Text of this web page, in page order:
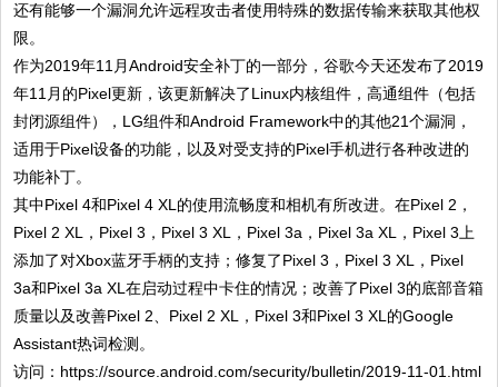
还有能够一个漏洞允许远程攻击者使用特殊的数据传输来获取其他权
限。
作为2019年11月Android安全补丁的一部分，谷歌今天还发布了2019
年11月的Pixel更新，该更新解决了Linux内核组件，高通组件（包括
封闭源组件），LG组件和Android Framework中的其他21个漏洞，
适用于Pixel设备的功能，以及对受支持的Pixel手机进行各种改进的
功能补丁。
其中Pixel 4和Pixel 4 XL的使用流畅度和相机有所改进。在Pixel 2，
Pixel 2 XL，Pixel 3，Pixel 3 XL，Pixel 3a，Pixel 3a XL，Pixel 3上
添加了对Xbox蓝牙手柄的支持；修复了Pixel 3，Pixel 3 XL，Pixel
3a和Pixel 3a XL在启动过程中卡住的情况；改善了Pixel 3的底部音箱
质量以及改善Pixel 2、Pixel 2 XL，Pixel 3和Pixel 3 XL的Google
Assistant热词检测。
访问：https://source.android.com/security/bulletin/2019-11-01.html